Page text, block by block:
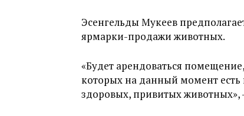
Эсенгельды Мукеев
ярмарки-продажи животных.
«Будет арендоваться
которых на данный момент есть
здоровых, привитых животных»,